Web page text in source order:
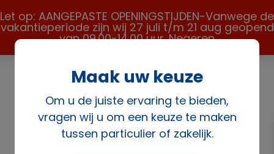
Let op: AANGEPASTE OPENINGSTIJDEN-Vanwege de
vakantieperiode zijn wij 27 juli t/m 21 aug geopend
van 09.00-14.00 uur.Negeren
/ / Magnetron
Maak uw keuze
Om u de juiste ervaring te bieden,
vragen wij u om een keuze te maken
tussen particulier of zakelijk.